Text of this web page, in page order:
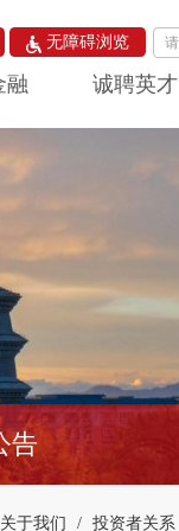
无障碍浏览
融 诚聘英才
告
关于我们 / 投资者关系